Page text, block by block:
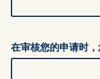
在审核您的申请时